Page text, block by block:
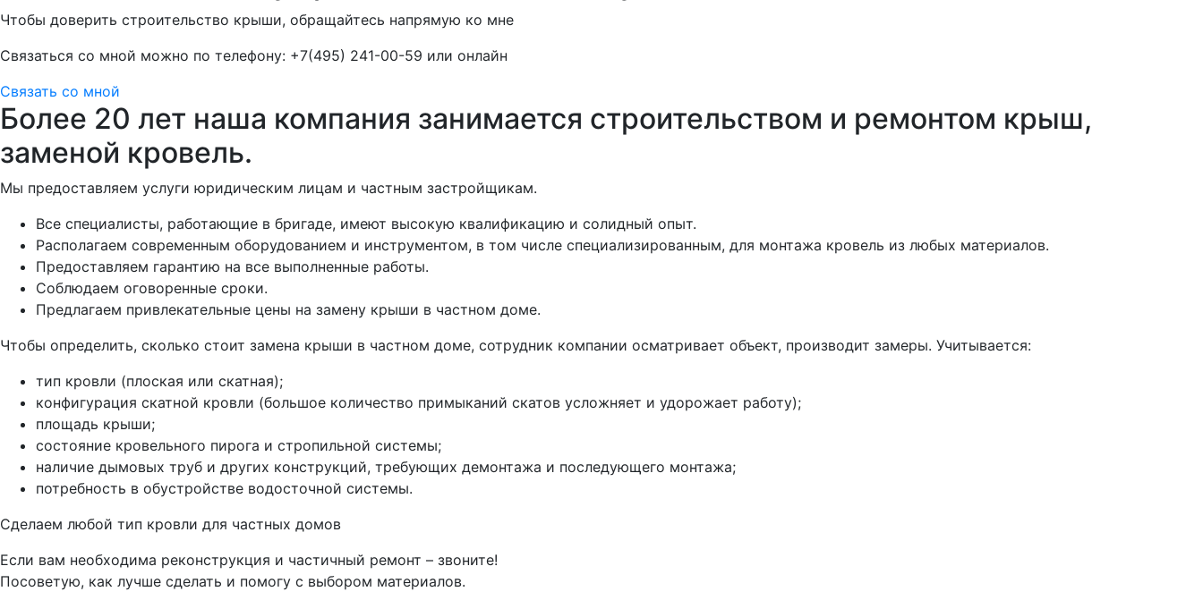
Чтобы доверить строительство крыши, обращайтесь напрямую ко мне
Связаться со мной можно по телефону: +7(495) 241-00-59 или онлайн
Связать со мной
Более 20 лет наша компания занимается строительством и ремонтом крыш,
заменой кровель.
Мы предоставляем услуги юридическим лицам и частным застройщикам.
Все специалисты, работающие в бригаде, имеют высокую квалификацию и солидный опыт.
Располагаем современным оборудованием и инструментом, в том числе специализированным, для монтажа кровель из любых материалов.
Предоставляем гарантию на все выполненные работы.
Соблюдаем оговоренные сроки.
Предлагаем привлекательные цены на замену крыши в частном доме.
Чтобы определить, сколько стоит замена крыши в частном доме, сотрудник компании осматривает объект, производит замеры. Учитывается:
тип кровли (плоская или скатная);
конфигурация скатной кровли (большое количество примыканий скатов усложняет и удорожает работу);
площадь крыши;
состояние кровельного пирога и стропильной системы;
наличие дымовых труб и других конструкций, требующих демонтажа и последующего монтажа;
потребность в обустройстве водосточной системы.
Сделаем любой тип кровли для частных домов
Если вам необходима реконструкция и частичный ремонт – звоните!
Посоветую, как лучше сделать и помогу с выбором материалов.